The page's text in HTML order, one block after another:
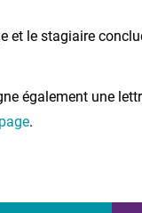
et le stagiaire
également une
.